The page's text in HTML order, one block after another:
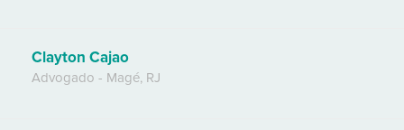
Clayton Cajao
Advogado - Magé, RJ